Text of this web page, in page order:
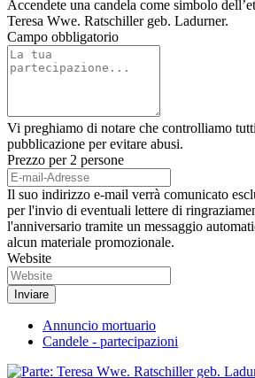
Accendete una candela come simbolo
Teresa Wwe. Ratschiller geb. Ladurner.
Campo obbligatorio
Vi preghiamo di notare che controlliamo
pubblicazione per evitare abusi.
Prezzo per 2 persone
Il suo indirizzo e-mail verrà comunicato
per l'invio di eventuali lettere di
l'anniversario tramite un messaggio
alcun materiale promozionale.
Website
Annuncio mortuario
Candele - partecipazioni